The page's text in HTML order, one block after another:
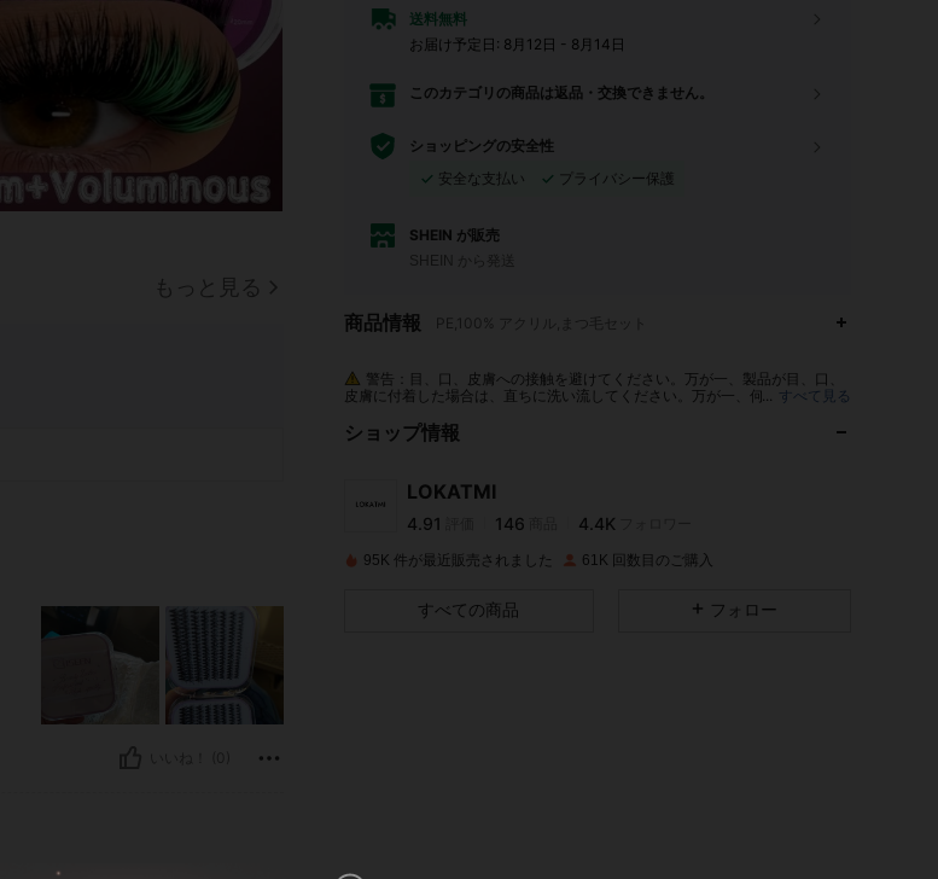
もっと見る
送料無料
お届け予定日: 8月12日 - 8月14日
このカテゴリの商品は返品・交換できません。
ショッピングの安全性
安全な支払い
プライバシー保護
SHEIN が販売
SHEIN から発送
商品情報 PE,100% アクリル,まつ毛セット
警告：目、口、皮膚への接触を避けてください。万が一、製品が目、口、
皮膚に付着した場合は、直ちに洗い流してください。万が一、何らかの事故が
すべて見る
ショップ情報
LOKATMI
4.91
は1日前 に購入しました
95K 件が最近販売されました 61K 回数目のご購入
すべての商品 フォロー